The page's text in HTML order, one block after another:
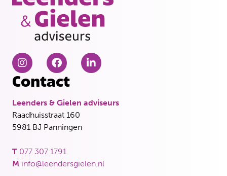
Contact
Leenders & Gielen adviseurs
Raadhuisstraat 160
5981 BJ Panningen
T 077 307 1791
M info@leendersgielen.nl